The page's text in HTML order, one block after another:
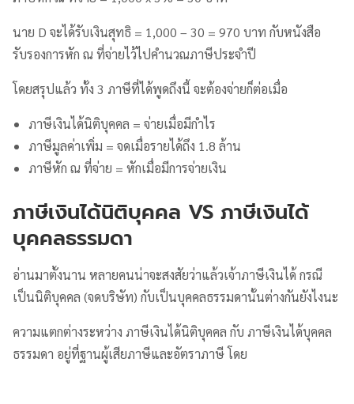
นาย D จะได้รับเงินสุทธิ = 1,000 – 30 = 970 บาท กับหนังสือ
รับรองการหัก ณ ที่จ่ายไว้ไปคำนวณภาษีประจำปี
โดยสรุปแล้ว ทั้ง 3 ภาษีที่ได้พูดถึงนี้ จะต้องจ่ายก็ต่อเมื่อ
ภาษีเงินได้นิติบุคคล = จ่ายเมื่อมีกำไร
ภาษีมูลค่าเพิ่ม = จดเมื่อรายได้ถึง 1.8 ล้าน
ภาษีหัก ณ ที่จ่าย = หักเมื่อมีการจ่ายเงิน
ภาษีเงินได้นิติบุคคล VS ภาษีเงินได้
บุคคลธรรมดา
อ่านมาตั้งนาน หลายคนน่าจะสงสัยว่าแล้วเจ้าภาษีเงินได้ กรณี
เป็นนิติบุคคล (จดบริษัท) กับเป็นบุคคลธรรมดานั้นต่างกันยังไงนะ
ความแตกต่างระหว่าง ภาษีเงินได้นิติบุคคล กับ ภาษีเงินได้บุคคล
ธรรมดา อยู่ที่ฐานผู้เสียภาษีและอัตราภาษี โดย